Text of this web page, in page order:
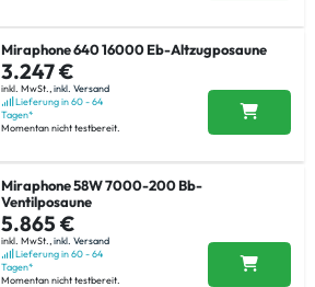
Miraphone 640 16000 Eb-Altzugposaune
3.247 €
inkl. MwSt., inkl. Versand
Lieferung in 60 - 64
Tagen*
Momentan nicht testbereit.
Miraphone 58W 7000-200 Bb-
Ventilposaune
5.865 €
inkl. MwSt., inkl. Versand
Lieferung in 60 - 64
Tagen*
Momentan nicht testbereit.